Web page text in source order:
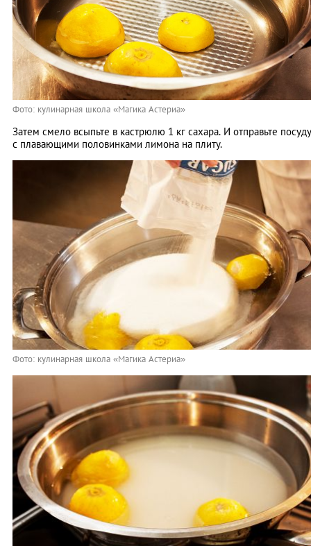
Фото: кулинарная школа «Магика Астериа»
Затем смело всыпьте в кастрюлю 1 кг сахара. И отправьте посуду
с плавающими половинками лимона на плиту.
Фото: кулинарная школа «Магика Астериа»